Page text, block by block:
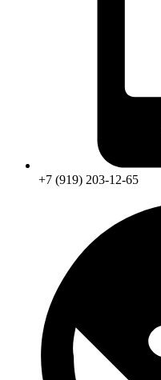
+7 (919) 203-12-65